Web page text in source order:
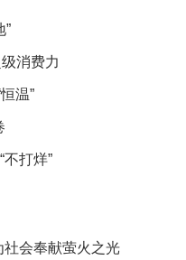
”
消费力
温”
不打烊”
社会奉献萤火之光